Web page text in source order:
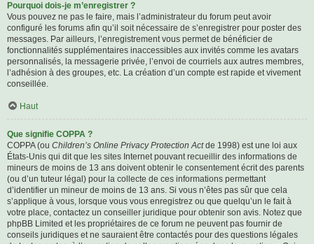
Pourquoi dois-je m’enregistrer ?
Vous pouvez ne pas le faire, mais l’administrateur du forum peut avoir
configuré les forums afin qu’il soit nécessaire de s’enregistrer pour poster des
messages. Par ailleurs, l’enregistrement vous permet de bénéficier de
fonctionnalités supplémentaires inaccessibles aux invités comme les avatars
personnalisés, la messagerie privée, l’envoi de courriels aux autres membres,
l’adhésion à des groupes, etc. La création d’un compte est rapide et vivement
conseillée.
Haut
Que signifie COPPA ?
COPPA (ou Children’s Online Privacy Protection Actde 1998) est une loi aux
États-Unis qui dit que les sites Internet pouvant recueillir des informations de
mineurs de moins de 13 ans doivent obtenir le consentement écrit des parents
(ou d’un tuteur légal) pour la collecte de ces informations permettant
d’identifier un mineur de moins de 13 ans. Si vous n’êtes pas sûr que cela
s’applique à vous, lorsque vous vous enregistrez ou que quelqu’un le fait à
votre place, contactez un conseiller juridique pour obtenir son avis. Notez que
phpBB Limited et les propriétaires de ce forum ne peuvent pas fournir de
conseils juridiques et ne sauraient être contactés pour des questions légales